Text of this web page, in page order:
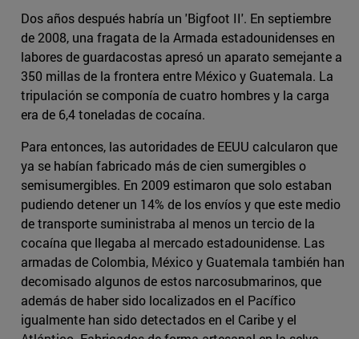
Dos años después habría un 'Bigfoot II'. En septiembre
de 2008, una fragata de la Armada estadounidenses en
labores de guardacostas apresó un aparato semejante a
350 millas de la frontera entre México y Guatemala. La
tripulación se componía de cuatro hombres y la carga
era de 6,4 toneladas de cocaína.
Para entonces, las autoridades de EEUU calcularon que
ya se habían fabricado más de cien sumergibles o
semisumergibles. En 2009 estimaron que solo estaban
pudiendo detener un 14% de los envíos y que este medio
de transporte suministraba al menos un tercio de la
cocaína que llegaba al mercado estadounidense. Las
armadas de Colombia, México y Guatemala también han
decomisado algunos de estos narcosubmarinos, que
además de haber sido localizados en el Pacífico
igualmente han sido detectados en el Caribe y el